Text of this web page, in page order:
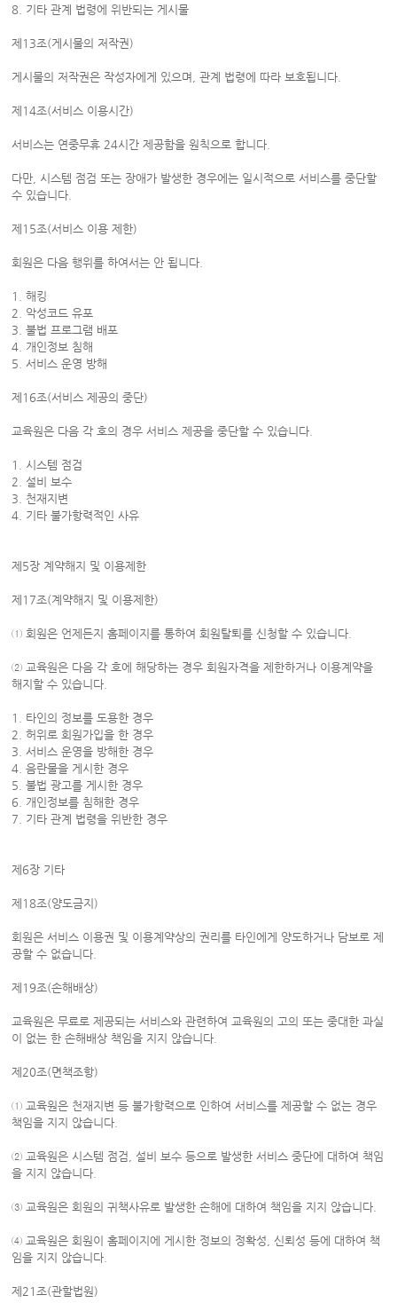
8. 기타 관계 법령에 위반되는 게시물
제13조(게시물의 저작권)
게시물의 저작권은 작성자에게 있으며, 관계 법령에 따라 보호됩니다.
제14조(서비스 이용시간)
서비스는 연중무휴 24시간 제공함을 원칙으로 합니다.
다만, 시스템 점검 또는 장애가 발생한 경우에는 일시적으로 서비스를 중단할
수 있습니다.
제15조(서비스 이용 제한)
회원은 다음 행위를 하여서는 안 됩니다.
1. 해킹
2. 악성코드 유포
3. 불법 프로그램 배포
4. 개인정보 침해
5. 서비스 운영 방해
제16조(서비스 제공의 중단)
교육원은 다음 각 호의 경우 서비스 제공을 중단할 수 있습니다.
1. 시스템 점검
2. 설비 보수
3. 천재지변
4. 기타 불가항력적인 사유
제5장 계약해지 및 이용제한
제17조(계약해지 및 이용제한)
① 회원은 언제든지 홈페이지를 통하여 회원탈퇴를 신청할 수 있습니다.
② 교육원은 다음 각 호에 해당하는 경우 회원자격을 제한하거나 이용계약을
해지할 수 있습니다.
1. 타인의 정보를 도용한 경우
2. 허위로 회원가입을 한 경우
3. 서비스 운영을 방해한 경우
4. 음란물을 게시한 경우
5. 불법 광고를 게시한 경우
6. 개인정보를 침해한 경우
7. 기타 관계 법령을 위반한 경우
제6장 기타
제18조(양도금지)
회원은 서비스 이용권 및 이용계약상의 권리를 타인에게 양도하거나 담보로 제
공할 수 없습니다.
제19조(손해배상)
교육원은 무료로 제공되는 서비스와 관련하여 교육원의 고의 또는 중대한 과실
이 없는 한 손해배상 책임을 지지 않습니다.
제20조(면책조항)
① 교육원은 천재지변 등 불가항력으로 인하여 서비스를 제공할 수 없는 경우
책임을 지지 않습니다.
② 교육원은 시스템 점검, 설비 보수 등으로 발생한 서비스 중단에 대하여 책임
을 지지 않습니다.
③ 교육원은 회원의 귀책사유로 발생한 손해에 대하여 책임을 지지 않습니다.
④ 교육원은 회원이 홈페이지에 게시한 정보의 정확성, 신뢰성 등에 대하여 책
임을 지지 않습니다.
제21조(관할법원)